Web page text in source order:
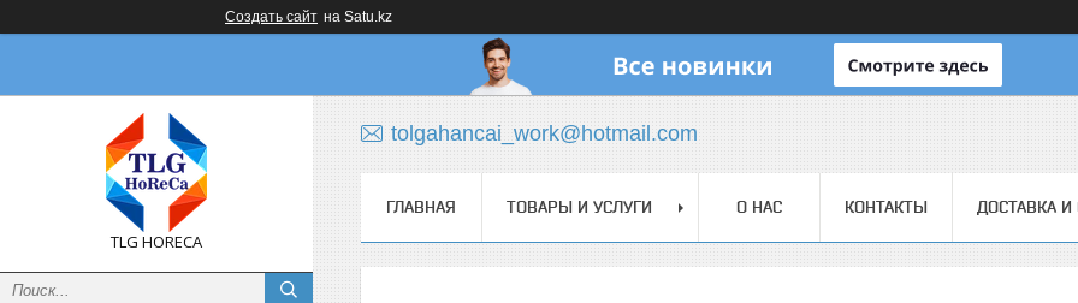
Создать сайт на Satu.kz
TLG HORECA
tolgahancai_work@hotmail.com
ГЛАВНАЯ ТОВАРЫ И УСЛУГИ О НАС КОНТАКТЫ ДОСТАВКА И